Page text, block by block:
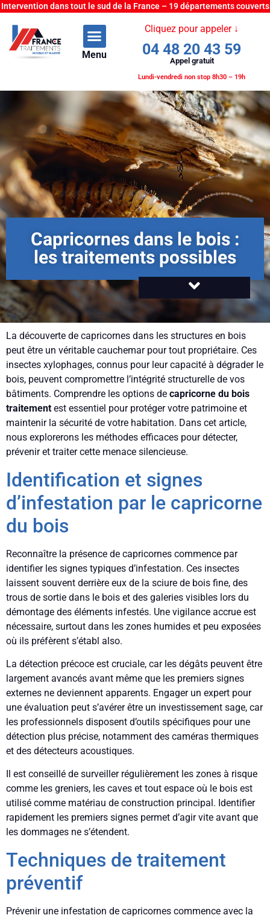
Intervention dans tout le sud de la France – 19 départements couverts
Menu
Cliquez pour appeler ↓
04 48 20 43 59
Appel gratuit
Lundi-vendredi non stop 8h30 – 19h
Capricornes dans le bois :
les traitements possibles
La découverte de capricornes dans les structures en bois
peut être un véritable cauchemar pour tout propriétaire. Ces
insectes xylophages, connus pour leur capacité à dégrader le
bois, peuvent compromettre l’intégrité structurelle de vos
bâtiments. Comprendre les options de capricorne du bois
traitement est essentiel pour protéger votre patrimoine et
maintenir la sécurité de votre habitation. Dans cet article,
nous explorerons les méthodes efficaces pour détecter,
prévenir et traiter cette menace silencieuse.
Identification et signes
d’infestation par le capricorne
du bois
Reconnaître la présence de capricornes commence par
identifier les signes typiques d’infestation. Ces insectes
laissent souvent derrière eux de la sciure de bois fine, des
trous de sortie dans le bois et des galeries visibles lors du
démontage des éléments infestés. Une vigilance accrue est
nécessaire, surtout dans les zones humides et peu exposées
où ils préfèrent s’établ also.
La détection précoce est cruciale, car les dégâts peuvent être
largement avancés avant même que les premiers signes
externes ne deviennent apparents. Engager un expert pour
une évaluation peut s’avérer être un investissement sage, car
les professionnels disposent d’outils spécifiques pour une
détection plus précise, notamment des caméras thermiques
et des détecteurs acoustiques.
Il est conseillé de surveiller régulièrement les zones à risque
comme les greniers, les caves et tout espace où le bois est
utilisé comme matériau de construction principal. Identifier
rapidement les premiers signes permet d’agir vite avant que
les dommages ne s’étendent.
Techniques de traitement
préventif
Prévenir une infestation de capricornes commence avec la